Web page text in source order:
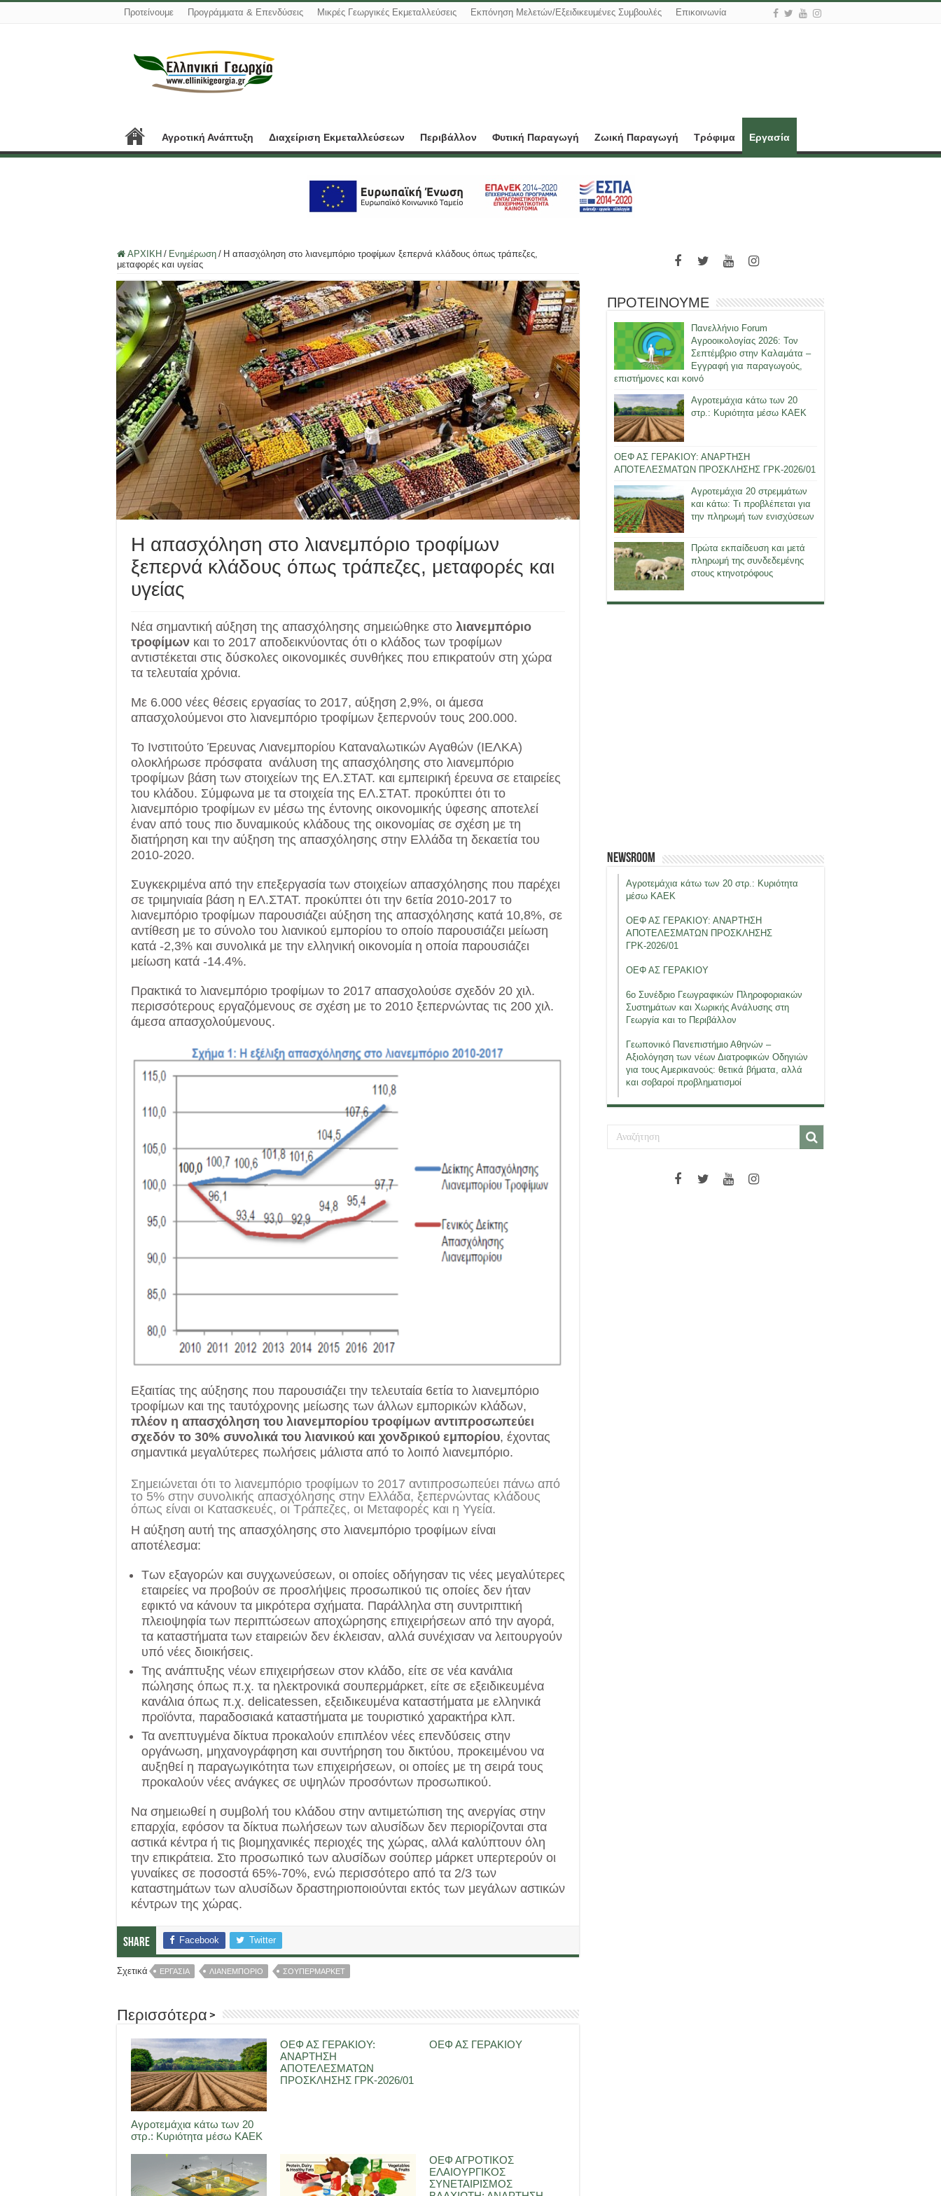
Προτείνουμε Προγράμματα & Επενδύσεις Μικρές Γεωργικές Εκμεταλλεύσεις Εκπόνηση Μελετών/Εξειδικευμένες Συμβουλές Επικοινωνία
Αγροτική Ανάπτυξη Διαχείριση Εκμεταλλεύσεων Περιβάλλον Φυτική Παραγωγή Ζωική Παραγωγή Τρόφιμα Εργασία
ΑΡΧΙΚΗ / Ενημέρωση / Η απασχόληση στο λιανεμπόριο τροφίμων ξεπερνά κλάδους όπως τράπεζες,
μεταφορές και υγείας
Η απασχόληση στο λιανεμπόριο τροφίμων
ξεπερνά κλάδους όπως τράπεζες, μεταφορές και
υγείας
Νέα σημαντική αύξηση της απασχόλησης σημειώθηκε στο λιανεμπόριο
τροφίμων και το 2017 αποδεικνύοντας ότι ο κλάδος των τροφίμων
αντιστέκεται στις δύσκολες οικονομικές συνθήκες που επικρατούν στη χώρα
τα τελευταία χρόνια.
Με 6.000 νέες θέσεις εργασίας το 2017, αύξηση 2,9%, οι άμεσα
απασχολούμενοι στο λιανεμπόριο τροφίμων ξεπερνούν τους 200.000.
Το Ινστιτούτο Έρευνας Λιανεμπορίου Καταναλωτικών Αγαθών (ΙΕΛΚΑ)
ολοκλήρωσε πρόσφατα ανάλυση της απασχόλησης στο λιανεμπόριο
τροφίμων βάση των στοιχείων της ΕΛ.ΣΤΑΤ. και εμπειρική έρευνα σε εταιρείες
του κλάδου. Σύμφωνα με τα στοιχεία της ΕΛ.ΣΤΑΤ. προκύπτει ότι το
λιανεμπόριο τροφίμων εν μέσω της έντονης οικονομικής ύφεσης αποτελεί
έναν από τους πιο δυναμικούς κλάδους της οικονομίας σε σχέση με τη
διατήρηση και την αύξηση της απασχόλησης στην Ελλάδα τη δεκαετία του
2010-2020.
Συγκεκριμένα από την επεξεργασία των στοιχείων απασχόλησης που παρέχει
σε τριμηνιαία βάση η ΕΛ.ΣΤΑΤ. προκύπτει ότι την 6ετία 2010-2017 το
λιανεμπόριο τροφίμων παρουσιάζει αύξηση της απασχόλησης κατά 10,8%, σε
αντίθεση με το σύνολο του λιανικού εμπορίου το οποίο παρουσιάζει μείωση
κατά -2,3% και συνολικά με την ελληνική οικονομία η οποία παρουσιάζει
μείωση κατά -14.4%.
Πρακτικά το λιανεμπόριο τροφίμων το 2017 απασχολούσε σχεδόν 20 χιλ.
περισσότερους εργαζόμενους σε σχέση με το 2010 ξεπερνώντας τις 200 χιλ.
άμεσα απασχολούμενους.
Εξαιτίας της αύξησης που παρουσιάζει την τελευταία 6ετία το λιανεμπόριο
τροφίμων και της ταυτόχρονης μείωσης των άλλων εμπορικών κλάδων,
πλέον η απασχόληση του λιανεμπορίου τροφίμων αντιπροσωπεύει
σχεδόν το 30% συνολικά του λιανικού και χονδρικού εμπορίου, έχοντας
σημαντικά μεγαλύτερες πωλήσεις μάλιστα από το λοιπό λιανεμπόριο.
Σημειώνεται ότι το λιανεμπόριο τροφίμων το 2017 αντιπροσωπεύει πάνω από
το 5% στην συνολικής απασχόλησης στην Ελλάδα, ξεπερνώντας κλάδους
όπως είναι οι Κατασκευές, οι Τράπεζες, οι Μεταφορές και η Υγεία.
Η αύξηση αυτή της απασχόλησης στο λιανεμπόριο τροφίμων είναι
αποτέλεσμα:
Των εξαγορών και συγχωνεύσεων, οι οποίες οδήγησαν τις νέες μεγαλύτερες
εταιρείες να προβούν σε προσλήψεις προσωπικού τις οποίες δεν ήταν
εφικτό να κάνουν τα μικρότερα σχήματα. Παράλληλα στη συντριπτική
πλειοψηφία των περιπτώσεων αποχώρησης επιχειρήσεων από την αγορά,
τα καταστήματα των εταιρειών δεν έκλεισαν, αλλά συνέχισαν να λειτουργούν
υπό νέες διοικήσεις.
Της ανάπτυξης νέων επιχειρήσεων στον κλάδο, είτε σε νέα κανάλια
πώλησης όπως π.χ. τα ηλεκτρονικά σουπερμάρκετ, είτε σε εξειδικευμένα
κανάλια όπως π.χ. delicatessen, εξειδικευμένα καταστήματα με ελληνικά
προϊόντα, παραδοσιακά καταστήματα με τουριστικό χαρακτήρα κλπ.
Τα ανεπτυγμένα δίκτυα προκαλούν επιπλέον νέες επενδύσεις στην
οργάνωση, μηχανογράφηση και συντήρηση του δικτύου, προκειμένου να
αυξηθεί η παραγωγικότητα των επιχειρήσεων, οι οποίες με τη σειρά τους
προκαλούν νέες ανάγκες σε υψηλών προσόντων προσωπικού.
Να σημειωθεί η συμβολή του κλάδου στην αντιμετώπιση της ανεργίας στην
επαρχία, εφόσον τα δίκτυα πωλήσεων των αλυσίδων δεν περιορίζονται στα
αστικά κέντρα ή τις βιομηχανικές περιοχές της χώρας, αλλά καλύπτουν όλη
την επικράτεια. Στο προσωπικό των αλυσίδων σούπερ μάρκετ υπερτερούν οι
γυναίκες σε ποσοστά 65%-70%, ενώ περισσότερο από τα 2/3 των
καταστημάτων των αλυσίδων δραστηριοποιούνται εκτός των μεγάλων αστικών
κέντρων της χώρας.
Share Facebook Twitter
Σχετικά ΕΡΓΑΣΙΑ ΛΙΑΝΕΜΠΟΡΙΟ ΣΟΥΠΕΡΜΑΡΚΕΤ
Περισσότερα >
Αγροτεμάχια κάτω των 20
στρ.: Κυριότητα μέσω ΚΑΕΚ
ΟΕΦ ΑΣ ΓΕΡΑΚΙΟΥ:
ΑΝΑΡΤΗΣΗ
ΑΠΟΤΕΛΕΣΜΑΤΩΝ
ΠΡΟΣΚΛΗΣΗΣ ΓΡΚ-2026/01
ΟΕΦ ΑΣ ΓΕΡΑΚΙΟΥ
ΟΕΦ ΑΓΡΟΤΙΚΟΣ
ΕΛΑΙΟΥΡΓΙΚΟΣ
ΣΥΝΕΤΑΙΡΙΣΜΟΣ
ΠΡΟΤΕΙΝΟΥΜΕ
Πανελλήνιο Forum
Αγροοικολογίας 2026: Τον
Σεπτέμβριο στην Καλαμάτα –
Εγγραφή για παραγωγούς,
επιστήμονες και κοινό
Αγροτεμάχια κάτω των 20
στρ.: Κυριότητα μέσω ΚΑΕΚ
ΟΕΦ ΑΣ ΓΕΡΑΚΙΟΥ: ΑΝΑΡΤΗΣΗ
ΑΠΟΤΕΛΕΣΜΑΤΩΝ ΠΡΟΣΚΛΗΣΗΣ ΓΡΚ-2026/01
Αγροτεμάχια 20 στρεμμάτων
και κάτω: Τι προβλέπεται για
την πληρωμή των ενισχύσεων
Πρώτα εκπαίδευση και μετά
πληρωμή της συνδεδεμένης
στους κτηνοτρόφους
Newsroom
Αγροτεμάχια κάτω των 20 στρ.: Κυριότητα
μέσω ΚΑΕΚ
ΟΕΦ ΑΣ ΓΕΡΑΚΙΟΥ: ΑΝΑΡΤΗΣΗ
ΑΠΟΤΕΛΕΣΜΑΤΩΝ ΠΡΟΣΚΛΗΣΗΣ
ΓΡΚ-2026/01
ΟΕΦ ΑΣ ΓΕΡΑΚΙΟΥ
6ο Συνέδριο Γεωγραφικών Πληροφοριακών
Συστημάτων και Χωρικής Ανάλυσης στη
Γεωργία και το Περιβάλλον
Γεωπονικό Πανεπιστήμιο Αθηνών –
Αξιολόγηση των νέων Διατροφικών Οδηγιών
για τους Αμερικανούς: θετικά βήματα, αλλά
και σοβαροί προβληματισμοί